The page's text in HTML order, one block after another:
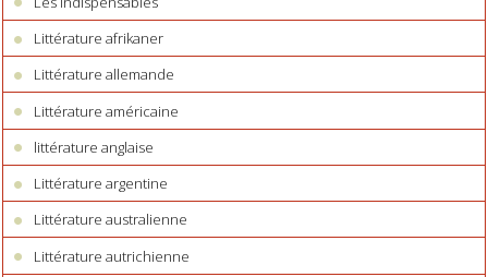
Littérature afrikaner
Littérature allemande
Littérature américaine
littérature anglaise
Littérature argentine
Littérature australienne
Littérature autrichienne